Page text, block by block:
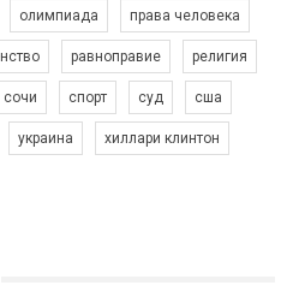
ролік на конкурс PACT, який
Україна" з протидії
щоб реалізувати нашу
проти ЛГБТ в Україні.
- просто натисни "лайк" під
for the development of
• 5 Комментариев
олимпиада права человека
равноправие религия
сочи спорт суд сша
украина хиллари клинтон